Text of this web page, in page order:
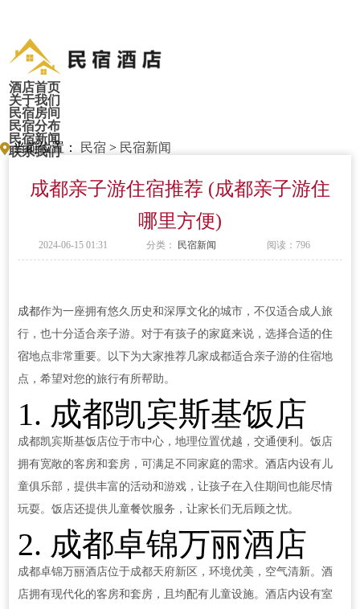
酒店首页
关于我们
民宿房间
民宿分布
民宿新闻
联系我们
当前位置： 民宿 > 民宿新闻
成都亲子游住宿推荐 (成都亲子游住
哪里方便)
2024-06-15 01:31 分类： 民宿新闻 阅读： 796
成都作为一座拥有悠久历史和深厚文化的城市，不仅适合成人旅
行，也十分适合亲子游。对于有孩子的家庭来说，选择合适的住
宿地点非常重要。以下为大家推荐几家成都适合亲子游的住宿地
点，希望对您的旅行有所帮助。
1. 成都凯宾斯基饭店
成都凯宾斯基饭店位于市中心，地理位置优越，交通便利。饭店
拥有宽敞的客房和套房，可满足不同家庭的需求。 酒店内设有儿
童俱乐部，提供丰富的活动和游戏，让孩子在入住期间也能尽情
玩耍。饭店还提供儿童餐饮服务，让家长们无后顾之忧。
2. 成都卓锦万丽酒店
成都卓锦万丽酒店位于成都天府新区，环境优美，空气清新。酒
店拥有现代化的客房和套房，且均配有儿童设施。酒店内设有室